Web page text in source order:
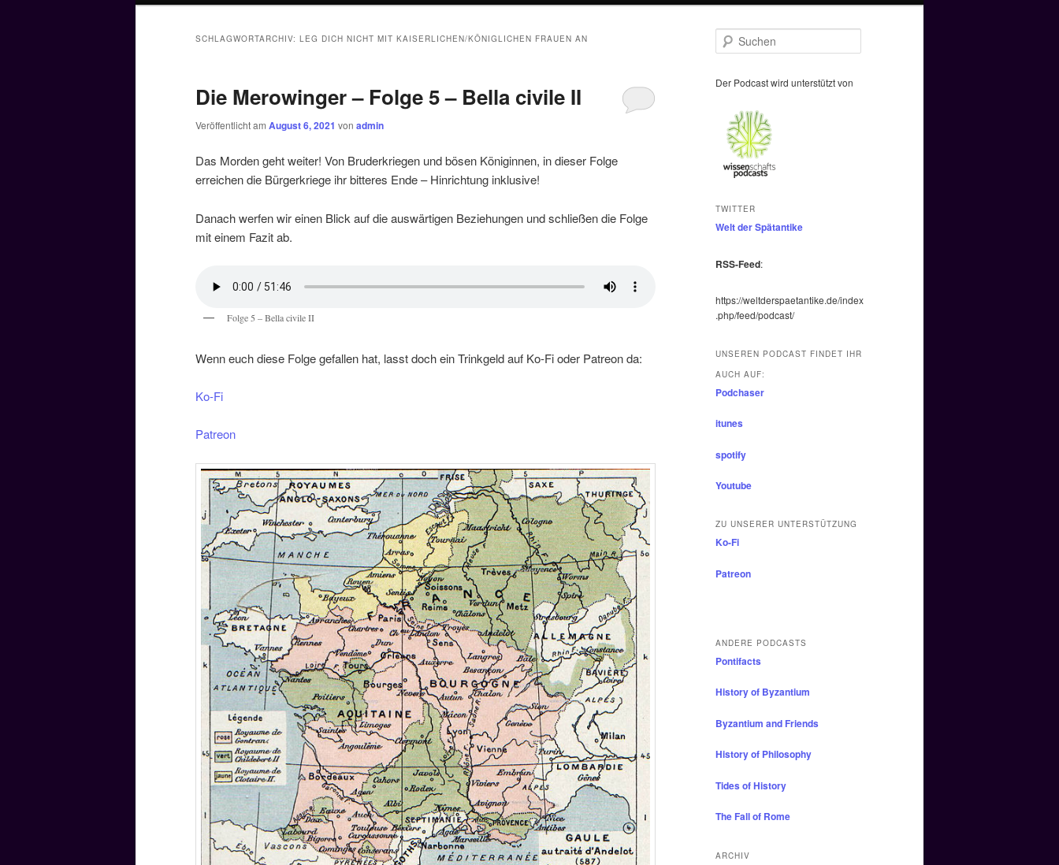
SCHLAGWORTARCHIV: LEG DICH NICHT MIT KAISERLICHEN/KÖNIGLICHEN FRAUEN AN
Die Merowinger – Folge 5 – Bella civile II
Veröffentlicht am August 6, 2021 von admin
Das Morden geht weiter! Von Bruderkriegen und bösen Königinnen, in dieser Folge
erreichen die Bürgerkriege ihr bitteres Ende – Hinrichtung inklusive!
Danach werfen wir einen Blick auf die auswärtigen Beziehungen und schließen die Folge
mit einem Fazit ab.
Folge 5 – Bella civile II
Wenn euch diese Folge gefallen hat, lasst doch ein Trinkgeld auf Ko-Fi oder Patreon da:
Ko-Fi
Patreon
u
h
Der Podcast wird unterstützt von
TWITTER
Welt der Spätantike
RSS-Feed:
https://weltderspaetantike.de/index
.php/feed/podcast/
UNSEREN PODCAST FINDET IHR
AUCH AUF:
Podchaser
itunes
spotify
Youtube
ZU UNSERER UNTERSTÜTZUNG
Ko-Fi
Patreon
ANDERE PODCASTS
Pontifacts
History of Byzantium
Byzantium and Friends
History of Philosophy
Tides of History
The Fall of Rome
ARCHIV